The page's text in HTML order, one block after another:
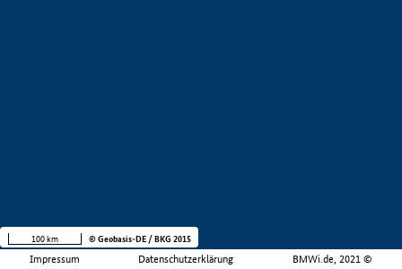
Impressum Datenschutzerklärung BMWi.de, 2021 ©
100 km © Geobasis-DE / BKG 2015